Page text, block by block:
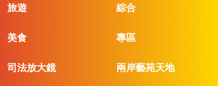
旅遊 綜合
美食 專區
司法放大鏡 兩岸藝苑天地